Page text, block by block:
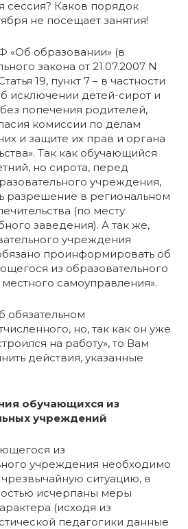
сессия? Каков порядок
не посещает занятия!
«Об образовании» (в
закона от 21.07.2007 N
19, пункт 7 – в частности
исключении детей-сирот и
попечения родителей,
комиссии по делам
и защите их прав и органа
Так как обучающийся
но сирота, перед
учреждения,
разрешение в региональном
(по месту
заведения). А так же,
учреждения
проинформировать об
из образовательного
самоуправления».
обязательном
но, так как он уже
на работу», то Вам
действия, указанные
обучающихся из
учреждений
из
учреждения необходимо
чрезвычайную ситуацию, в
исчерпаны меры
(исходя из
педагогики данные